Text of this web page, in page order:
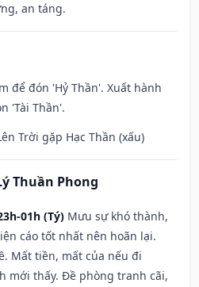
an táng.
để đón 'Hỷ Thần'. Xuất hành
'Tài Thần'.
Trời gặp Hạc Thần (xấu)
Thuần Phong
01h (Tý) Mưu sự khó thành,
cáo tốt nhất nên hoãn lại.
Mất tiền, mất của nếu đi
mới thấy. Đề phòng tranh cãi,